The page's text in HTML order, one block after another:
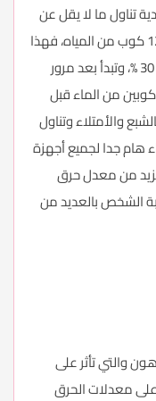
تناول ما لا يقل عن
لترين من المياه وهو ما يعادل من 8 إلى 12 كوب من المياه، فهذا
يزيد من نسبة معدل الحرق بما لا يقل عن 30 %، وتبدأ بعد مرور
من الماء قبل
والأمتلاء وتناول
هام جدا لجميع أجهزة
من معدل حرق
الشخص بالعديد من
والتي تأثر على
على معدلات الحرق